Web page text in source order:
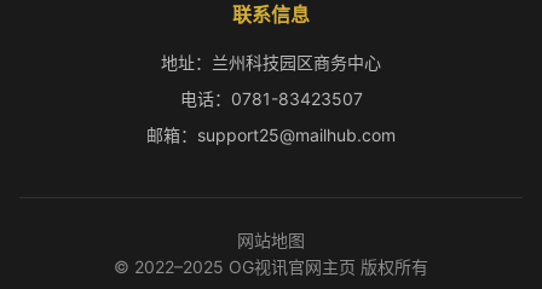
联系信息
地址：兰州科技园区商务中心
电话：0781-83423507
邮箱：support25@mailhub.com
网站地图
© 2022–2025 OG视讯官网主页 版权所有